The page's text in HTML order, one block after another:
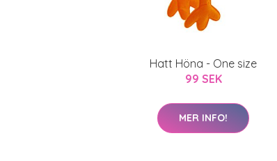
Hatt Höna - One size
99 SEK
MER INFO!